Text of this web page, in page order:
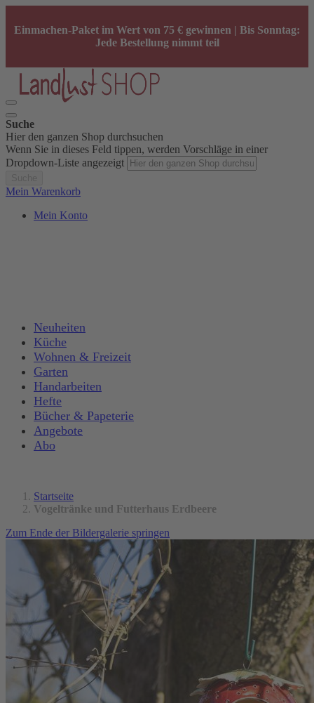
Einmachen-Paket im Wert von 75 € gewinnen | Bis Sonntag:
Jede Bestellung nimmt teil
Suche
Hier den ganzen Shop durchsuchen
Wenn Sie in dieses Feld tippen, werden Vorschläge in einer
Dropdown-Liste angezeigt
Mein Warenkorb
Mein Konto
Neuheiten
Küche
Wohnen & Freizeit
Garten
Handarbeiten
Hefte
Bücher & Papeterie
Angebote
Abo
Startseite
Vogeltränke und Futterhaus Erdbeere
Zum Ende der Bildergalerie springen